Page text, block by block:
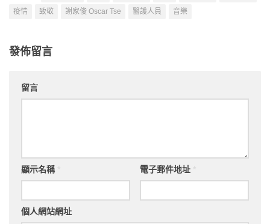
疫情
致敬 謝家俊 Oscar Tse 醫護人員 音樂
發佈留言
留言
顯示名稱 電子郵件地址
個人網站網址